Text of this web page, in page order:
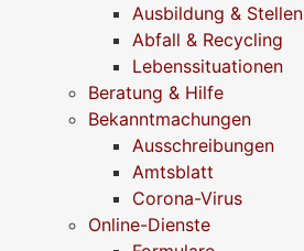
Ausbildung & Stellen
Abfall & Recycling
Lebenssituationen
Beratung & Hilfe
Bekanntmachungen
Ausschreibungen
Amtsblatt
Corona-Virus
Online-Dienste